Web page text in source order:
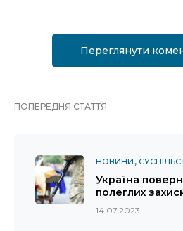
Переглянути
ПОПЕРЕДНЯ СТАТТЯ
НОВИНИ
Україна
полеглих
14.07.2023